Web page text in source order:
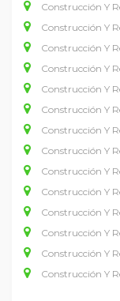
Construcción Y
Construcción Y
Construcción Y
Construcción Y
Construcción Y
Construcción Y
Construcción Y
Construcción Y
Construcción Y
Construcción Y
Construcción Y
Construcción Y
Construcción Y
Construcción Y